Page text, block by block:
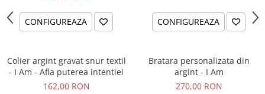
CONFIGUREAZA CONFIGUREAZA
Colier argint gravat snur textil
- I Am - Afla puterea intentiei
162,00 RON
Bratara personalizata din
argint - I Am
270,00 RON